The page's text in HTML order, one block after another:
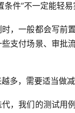
条件”不一定能轻
，一般都会写前
支付场景、审批
多，需要适当做
，我们的测试用